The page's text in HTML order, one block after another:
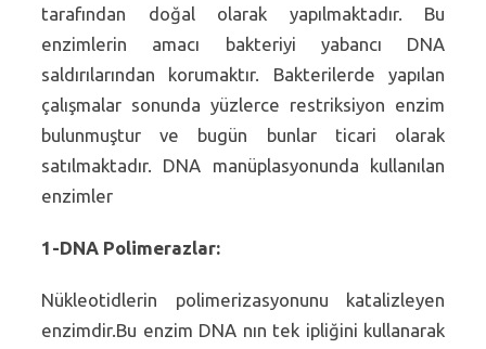
tarafından doğal olarak yapılmaktadır. Bu
enzimlerin amacı bakteriyi yabancı DNA
saldırılarından korumaktır. Bakterilerde yapılan
çalışmalar sonunda yüzlerce restriksiyon enzim
bulunmuştur ve bugün bunlar ticari olarak
satılmaktadır. DNA manüplasyonunda kullanılan
enzimler
1-DNA Polimerazlar:
Nükleotidlerin polimerizasyonunu katalizleyen
enzimdir.Bu enzim DNA nın tek ipliğini kullanarak